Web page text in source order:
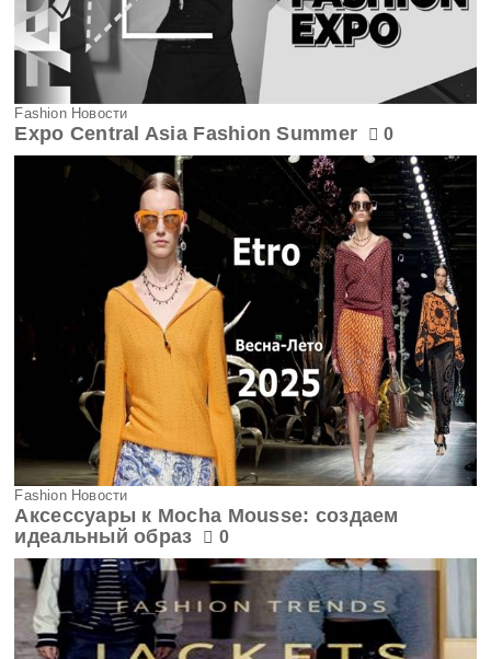
Fashion Новости
Expo Central Asia Fashion Summer 0
Fashion Новости
Аксессуары к Mocha Mousse: создаем
идеальный образ
0